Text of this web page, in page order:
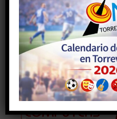
cantantes de prestigio. En la
reciben una sólida formación
coral, con sesiones de
musical.
- Anuncio